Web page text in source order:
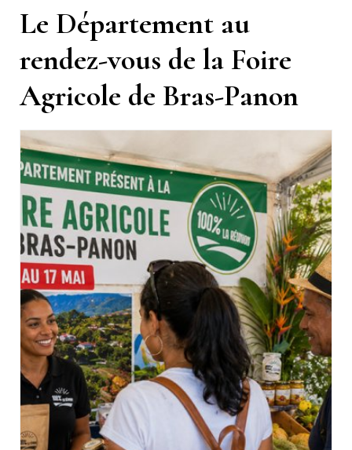
Le Département au
rendez-vous de la Foire
Agricole de Bras-Panon